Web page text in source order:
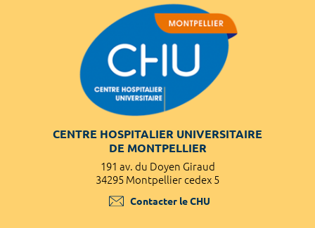
CENTRE HOSPITALIER UNIVERSITAIRE
DE MONTPELLIER
191 av. du Doyen Giraud
34295 Montpellier cedex 5
Contacter le CHU